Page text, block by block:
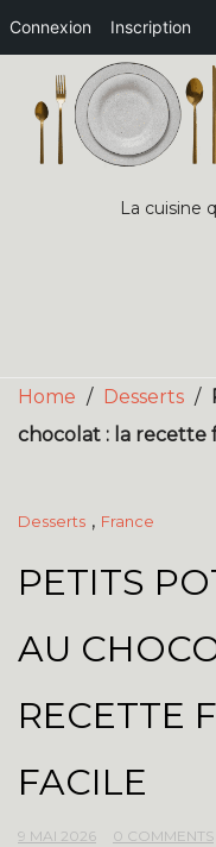
Connexion Inscription
content
La cuisine
Home / Desserts /
chocolat : la recette
Desserts , France
PETITS
AU
RECETTE
FACILE
9 MAI 2026 0 COMMENTS